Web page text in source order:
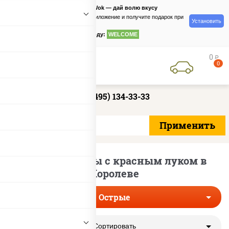
PizzaSushiWok — дай волю вкусу
Скачайте приложение и получите подарок при
по промокоду: WELCOME
Установить
0 руб
0
+7 (495) 134-33-33
Острые пиццы с красным луком в
Королеве
Острые
Сортировать